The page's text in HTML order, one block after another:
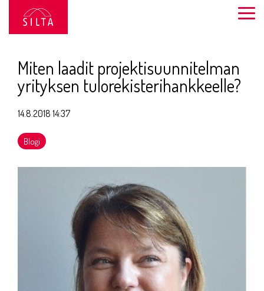
sisältöön.
Miten laadit projektisuunnitelman
yrityksen tulorekisterihankkeelle?
14.8.2018 14:37
Blogi